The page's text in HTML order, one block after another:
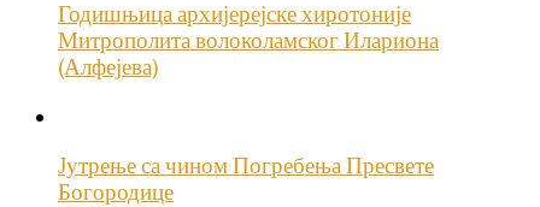
Годишњица архијерејске хиротоније
Митрополита волоколамског Илариона
(Алфејева)
Јутрење са чином Погребења Пресвете
Богородице